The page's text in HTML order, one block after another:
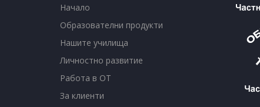
Начало
Образователни продукти
Нашите училища
Личностно развитие
Работа в ОТ
За клиенти